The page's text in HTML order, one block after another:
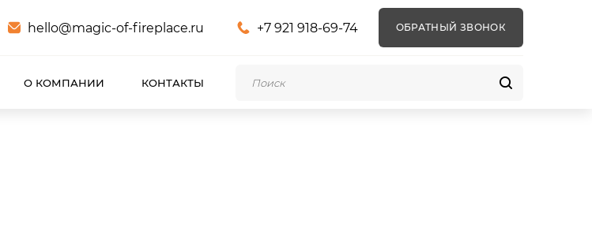
hello@magic-of-fireplace.ru +7 921 918-69-74 ОБРАТНЫЙ ЗВОНОК
О КОМПАНИИ КОНТАКТЫ